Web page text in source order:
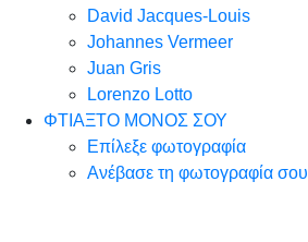
David Jacques-Louis
Johannes Vermeer
Juan Gris
Lorenzo Lotto
ΦΤΙΑΞΤΟ ΜΟΝΟΣ ΣΟΥ
Επίλεξε φωτογραφία
Ανέβασε τη φωτογραφία σου